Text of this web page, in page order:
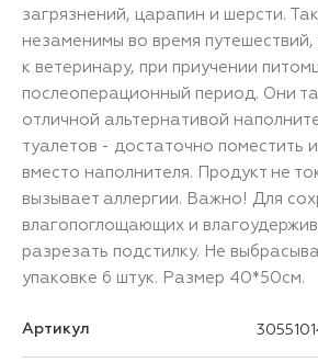
загрязнений, царапин и шерсти.
незаменимы во время путешествий,
к ветеринару, при приучении
послеоперационный период. Они
отличной альтернативой
туалетов - достаточно поместить
вместо наполнителя. Продукт не
вызывает аллергии. Важно! Для
влагопоглощающих и
разрезать подстилку. Не
упаковке 6 штук. Размер 40*50см.
Артикул